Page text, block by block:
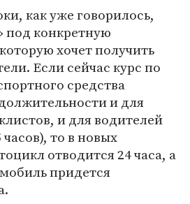
как уже говорилось,
под конкретную
хочет получить
Если сейчас курс по
средства
и для
и для водителей
то в новых
отводится 24 часа, а
придется